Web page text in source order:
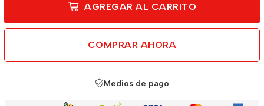
AGREGAR AL CARRITO
COMPRAR AHORA
Medios de pago